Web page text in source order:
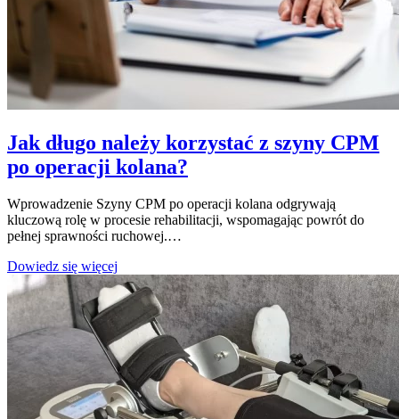
Jak długo należy korzystać z szyny CPM
po operacji kolana?
Wprowadzenie Szyny CPM po operacji kolana odgrywają
kluczową rolę w procesie rehabilitacji, wspomagając powrót do
pełnej sprawności ruchowej.…
Dowiedz się więcej
długo
należy
korzystać
z
szyny
CPM
po
operacji
kolana?